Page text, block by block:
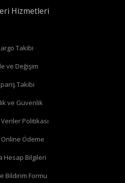
Hizmetleri
Takibi
ve Değişim
Takibi
ve Güvenlik
Politikası
Online Ödeme
Hesap Bilgileri
Bildirim Formu